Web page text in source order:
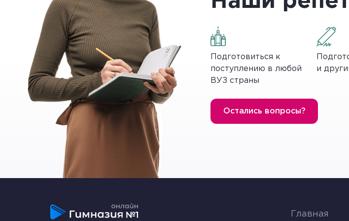
воплощение стратегии.
Использовать их нужно осторожно. Некоторые тактики в конкретной
– У Вас новый костюм? Отлично выглядите.
– Вы мне льстите.
– Он вам идет.
– Вы так считаете?
Комплимент, используемый адресантом для улучшения отношений,
Возможно, время для него было подобрано неправильно, или этот
Тактик общения много:
Перевоплощение. Используется в случаях, когда для достижения
Приведение примера. Участник разговора приводит примеры,
Подготовиться к
поступлению в любой
ВУЗ страны
и
Остались вопросы?
Главная